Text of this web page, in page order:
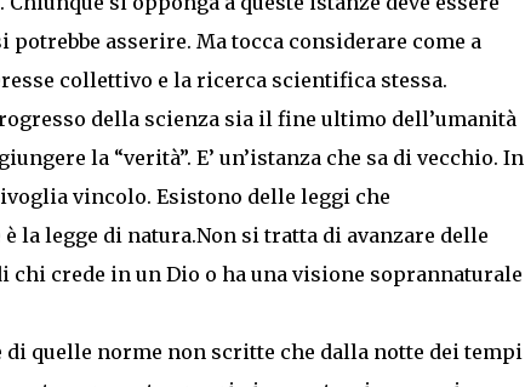
asserire. Ma tocca considerare come a
collettivo e la ricerca scientifica stessa.
della scienza sia il fine ultimo dell’umanità
la “verità”. E’ un’istanza che sa di vecchio. In
vincolo. Esistono delle leggi che
la legge di natura.Non si tratta di avanzare delle
crede in un Dio o ha una visione soprannaturale
quelle norme non scritte che dalla notte dei tempi